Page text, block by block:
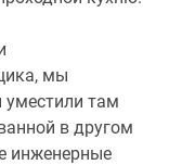
мы
уместили там
в другом
инженерные